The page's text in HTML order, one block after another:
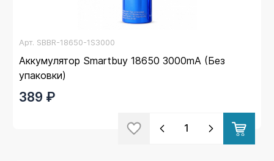
Арт. SBBR-18650-1S3000
Аккумулятор Smartbuy 18650 3000mA (Без
упаковки)
389 ₽